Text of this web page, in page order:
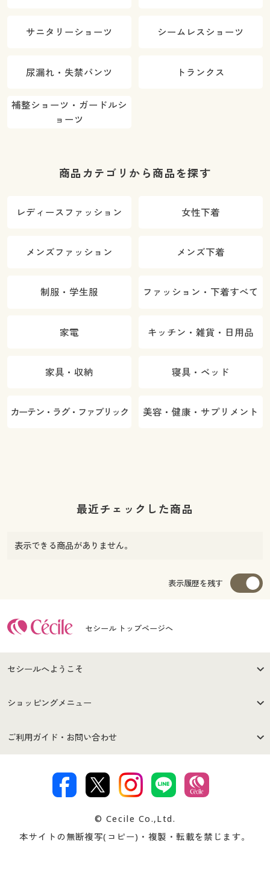
サニタリーショーツ シームレスショーツ
尿漏れ・失禁パンツ トランクス
補整ショーツ・ガードルシ
ョーツ
商品カテゴリから商品を探す
レディースファッション 女性下着
メンズファッション メンズ下着
制服・学生服 ファッション・下着すべて
家電 キッチン・雑貨・日用品
家具・収納 寝具・ベッド
カーテン・ラグ・ファブリック 美容・健康・サプリメント
最近チェックした商品
表示できる商品がありません。
表示履歴を残す
セシール トップページへ
セシールへようこそ
はじめての方へ
セシールご利用規約
著作権・商標について 会社案内
ショッピングメニュー
商品カテゴリ
プレゼント＆キャンペーン サイトマップ
ご利用ガイド・お問い合わせ
交換・返品は お支払は
ついて
忘れの場合
© Cecile Co.,Ltd.
本サイトの無断複写(コピー)・複製・転載を禁じます。